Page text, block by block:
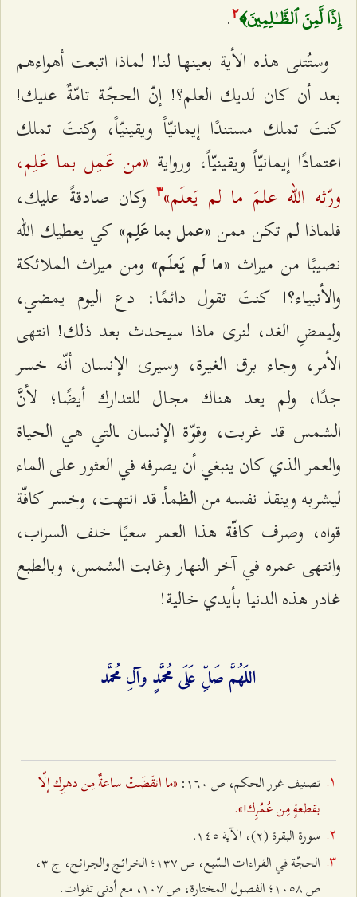
إِذٗا لَّمِنَ ٱلظَّـٰلِمِينَ﴾٢.
وستُتلى هذه الأية بعينها لنا! لماذا اتبعت أهواءهم
بعد أن كان لديك العلم؟! إنّ الحجّة تامّةٌ عليك!
كنتَ تملك مستندًا إيمانيّاً ويقينيّاً، وكنتَ تملك
اعتمادًا إيمانيّاً ويقينيّاً، ورواية «من عَمِل بما عَلِم،
ورّثه الله علمَ ما لم يَعلَم»٣
وكان صادقةً عليك،
فلماذا لم تكن ممن «عمل بما عَلِم» كي يعطيك الله
نصيبًا من ميراث «ما لَم يَعلَم» ومن ميراث الملائكة
والأنبياء؟! كنتَ تقول دائمًا: دع اليوم يمضي،
وليمضِ الغد، لنرى ماذا سيحدث بعد ذلك! انتهى
الأمر، وجاء برق الغيرة، وسيرى الإنسان أنّه خسر
جدًا، ولم يعد هناك مجال للتدارك أيضًا؛ لأنَّ
الشمس قد غربت، وقوّة الإنسان ـالتي هي الحياة
والعمر الذي كان ينبغي أن يصرفه في العثور على الماء
ليشربه وينقذ نفسه من الظمأـ قد انتهت، وخسر كافّة
قواه، وصرف كافّة هذا العمر سعيًا خلف السراب،
وانتهى عمره في آخر النهار وغابت الشمس، وبالطبع
غادر هذه الدنيا بأيدي خالية!
اللَهُمَّ صَلِّ عَلَى مُحمَّدٍ وآلِ مُحمَّد
تصنيف غرر الحكم، ص ۱٦۰:
«ما انقَضَتْ ساعةٌ مِن دهرِك إلّا
بقطعةٍ مِن عُمُرِك!».
سورة البقرة (٢)، الآیة ۱٤٥.
الحجّة في القراءات السّبع، ص ۱٣۷؛ الخرائج والجرائح، ج ٣،
ص ۱۰٥۸؛ الفصول المختارة، ص ۱۰۷، مع أدنى تفوات.